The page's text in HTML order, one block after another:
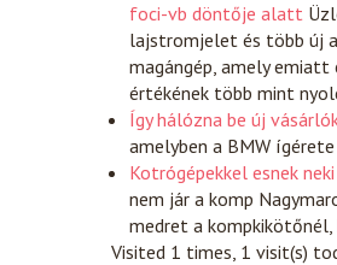
foci-vb döntője alatt
lajstromjelet és több új
magángép, amely
értékének több mint
Így hálózna be új
amelyben a BMW
Kotrógépekkel esnek
nem jár a komp
medret a
Visited 1 times, 1 visit(s)